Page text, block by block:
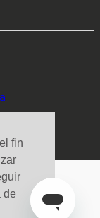
fin
de